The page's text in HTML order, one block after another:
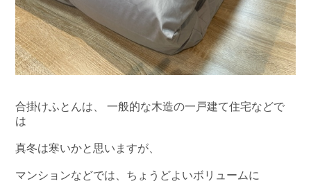
合掛けふとんは、 一般的な木造の一戸建て住宅などで
は
真冬は寒いかと思いますが、
マンションなどでは、ちょうどよいボリュームに